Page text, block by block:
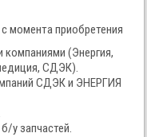
момента приобретения
(Энергия,
СДЭК).
СДЭК и ЭНЕРГИЯ
у запчастей.